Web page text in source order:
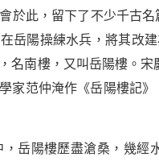
於此，留下了不少千古
岳陽操練水兵，將其改
名南樓，又叫岳陽樓。
家范仲淹作《岳陽樓記
岳陽樓歷盡滄桑，幾經